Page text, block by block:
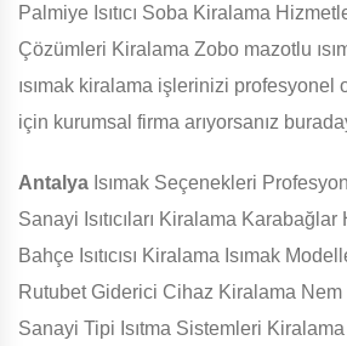
Palmiye Isıtıcı Soba Kiralama
Çözümleri Kiralama Zobo mazotlu
ısımak kiralama işlerinizi profesyonel
için kurumsal firma arıyorsanız
Antalya Isımak Seçenekleri
Sanayi Isıtıcıları Kiralama Karabağlar
Bahçe Isıtıcısı Kiralama Isımak
Rutubet Giderici Cihaz Kiralama Nem
Sanayi Tipi Isıtma Sistemleri